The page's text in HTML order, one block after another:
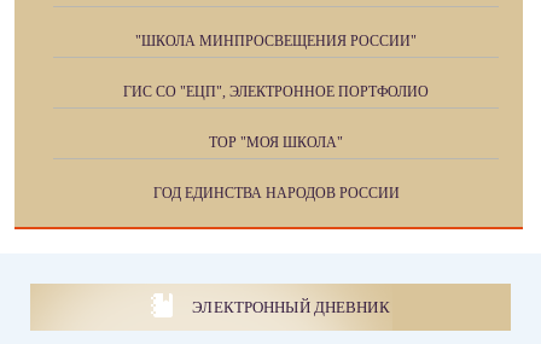
"ШКОЛА МИНПРОСВЕЩЕНИЯ РОССИИ"
ГИС СО "ЕЦП", ЭЛЕКТРОННОЕ ПОРТФОЛИО
ТОР "МОЯ ШКОЛА"
ГОД ЕДИНСТВА НАРОДОВ РОССИИ
ЭЛЕКТРОННЫЙ ДНЕВНИК